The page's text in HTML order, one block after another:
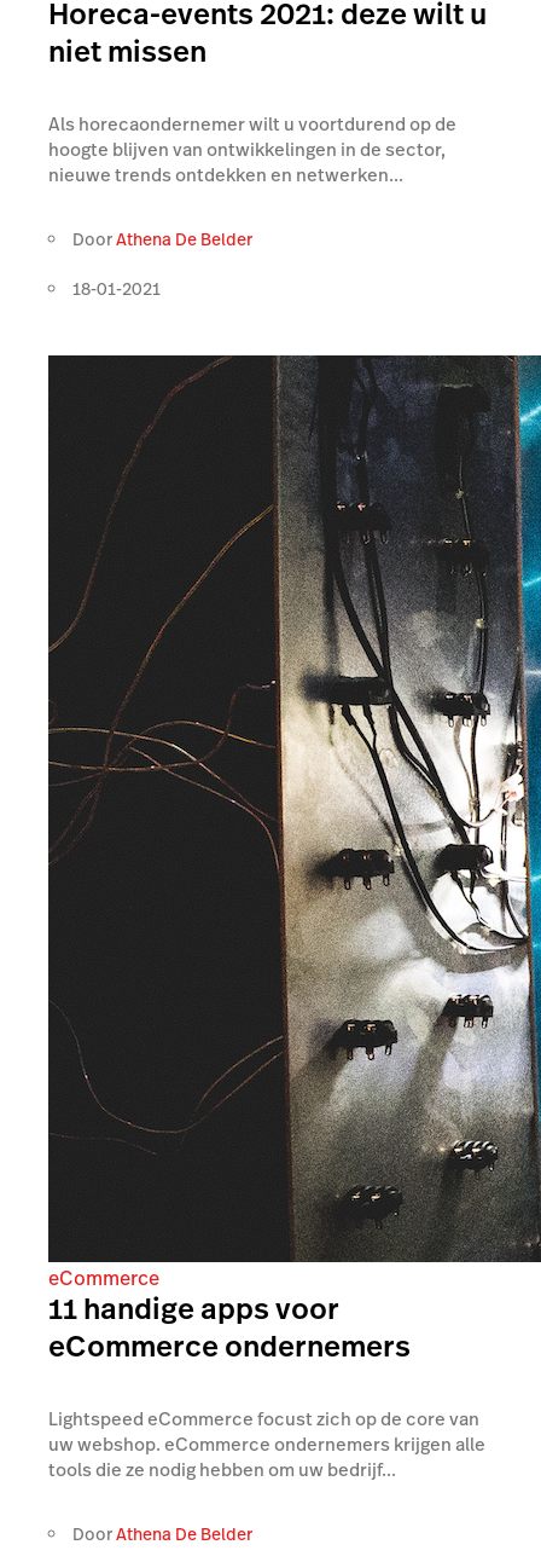
Horeca-events 2021: deze wilt u
niet missen
Als horecaondernemer wilt u voortdurend op de
hoogte blijven van ontwikkelingen in de sector,
nieuwe trends ontdekken en netwerken...
DoorAthena De Belder
18-01-2021
eCommerce
11 handige apps voor
eCommerce ondernemers
Lightspeed eCommerce focust zich op de core van
uw webshop. eCommerce ondernemers krijgen alle
tools die ze nodig hebben om uw bedrijf...
DoorAthena De Belder